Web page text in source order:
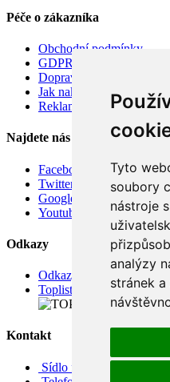
Tyto
soubory
nástroje
analýzy
stránek
Péče o zákazníka
Obchodní podmínky
GDPR
Doprava
Jak nakupovat
Reklamace
Najdete nás
Facebook
Twitter
Google
Youtube
Odkazy
Odkazy
Toplist
Kontakt
Sídlo firmy: Boženy